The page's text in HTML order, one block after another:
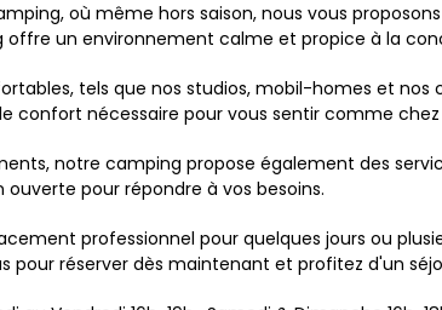
où même hors saison, nous vous
offre un environnement calme et propice à la
tels que nos studios, mobil-homes et
confort nécessaire pour vous sentir comme
notre camping propose également des
pour répondre à vos besoins.
professionnel pour quelques jours ou
pour réserver dès maintenant et profitez d'un